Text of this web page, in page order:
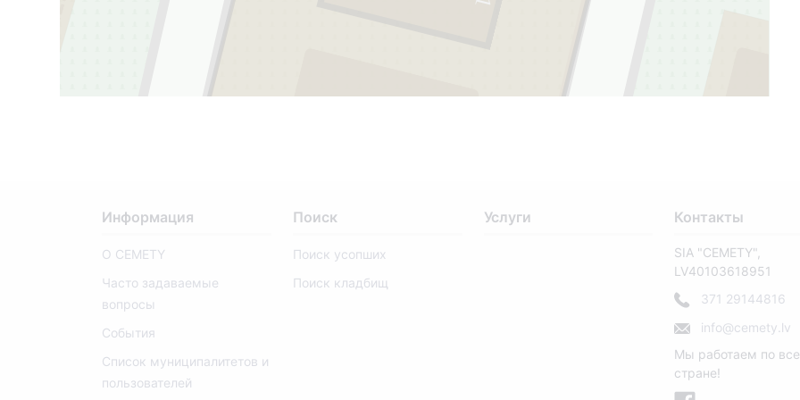
Информация
О CEMETY
Часто задаваемые
вопросы
События
Список муниципалитетов и
пользователей
Поиск
Поиск усопших
Поиск кладбищ
Услуги Контакты
SIA "CEMETY",
LV40103618951
371 29144816
info@cemety.lv
Мы работаем по
стране!